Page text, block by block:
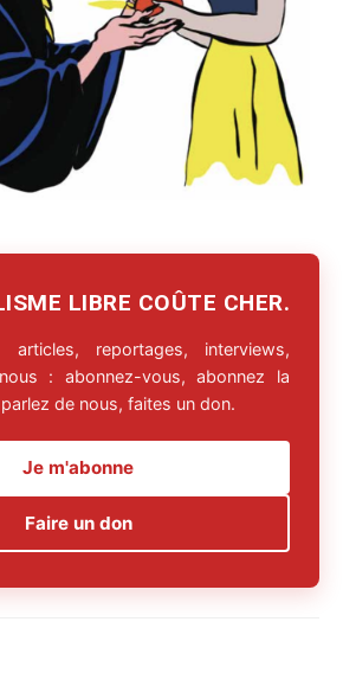
LIBRE COÛTE CHER.
reportages, interviews,
: abonnez-vous, abonnez la
de nous, faites un don.
Je m'abonne
Faire un don